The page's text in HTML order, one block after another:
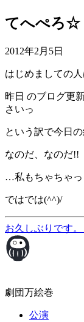
てへぺろ☆
2012年2月5日
はじめましての
昨日 のブログ更
さいっ
という訳で今日
なのだ、なのだ!!
…私もちゃちゃ
ではでは(^^)/
お久しぶりです。
劇団万絵巻
公演